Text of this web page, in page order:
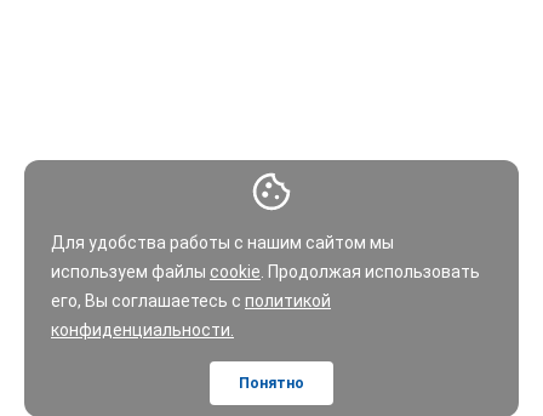
Для удобства работы с нашим сайтом мы
используем файлы cookie . Продолжая использовать
его, Вы соглашаетесь с политикой
конфиденциальности.
Понятно